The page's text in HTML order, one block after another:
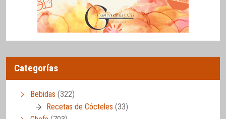
Categorías
Bebidas (322)
Recetas de Cócteles (33)